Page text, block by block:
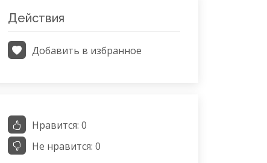
Действия
Добавить в избранное
Нравится: 0
Не нравится: 0